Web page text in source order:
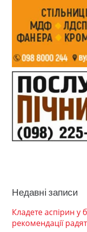
Недавні записи
Кладете аспірин у
рекомендації